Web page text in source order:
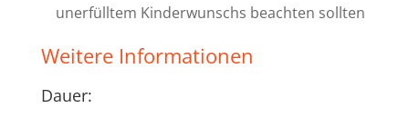
unerfülltem Kinderwunschs beachten sollten
Weitere Informationen
Dauer: